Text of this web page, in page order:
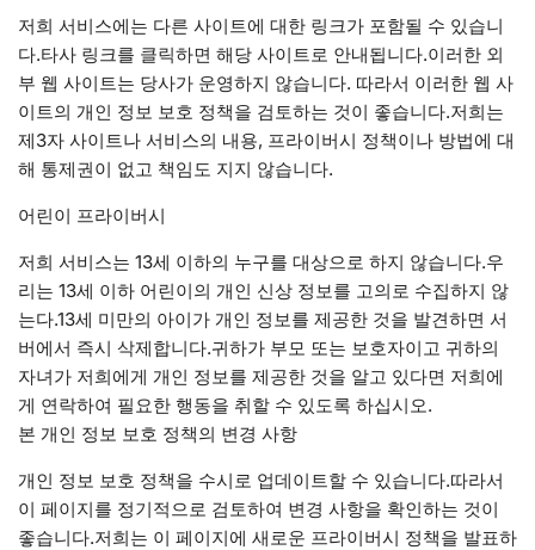
저희 서비스에는 다른 사이트에 대한 링크가 포함될 수 있습니
다.타사 링크를 클릭하면 해당 사이트로 안내됩니다.이러한 외
부 웹 사이트는 당사가 운영하지 않습니다. 따라서 이러한 웹 사
이트의 개인 정보 보호 정책을 검토하는 것이 좋습니다.저희는
제3자 사이트나 서비스의 내용, 프라이버시 정책이나 방법에 대
해 통제권이 없고 책임도 지지 않습니다.
어린이 프라이버시
저희 서비스는 13세 이하의 누구를 대상으로 하지 않습니다.우
리는 13세 이하 어린이의 개인 신상 정보를 고의로 수집하지 않
는다.13세 미만의 아이가 개인 정보를 제공한 것을 발견하면 서
버에서 즉시 삭제합니다.귀하가 부모 또는 보호자이고 귀하의
자녀가 저희에게 개인 정보를 제공한 것을 알고 있다면 저희에
게 연락하여 필요한 행동을 취할 수 있도록 하십시오.
본 개인 정보 보호 정책의 변경 사항
개인 정보 보호 정책을 수시로 업데이트할 수 있습니다.따라서
이 페이지를 정기적으로 검토하여 변경 사항을 확인하는 것이
좋습니다.저희는 이 페이지에 새로운 프라이버시 정책을 발표하